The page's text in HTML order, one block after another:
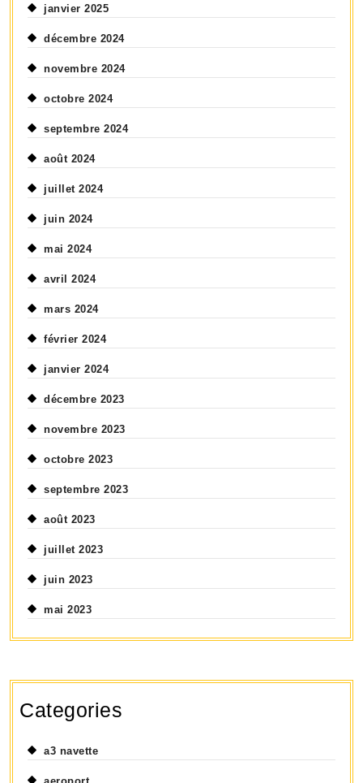
janvier 2025
décembre 2024
novembre 2024
octobre 2024
septembre 2024
août 2024
juillet 2024
juin 2024
mai 2024
avril 2024
mars 2024
février 2024
janvier 2024
décembre 2023
novembre 2023
octobre 2023
septembre 2023
août 2023
juillet 2023
juin 2023
mai 2023
Categories
a3 navette